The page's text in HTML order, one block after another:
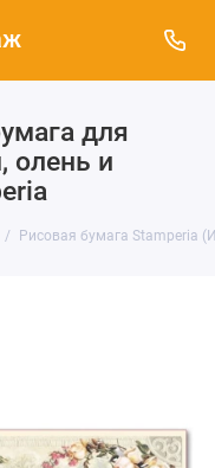
для
олень и
Рисовая бумага Stamperia